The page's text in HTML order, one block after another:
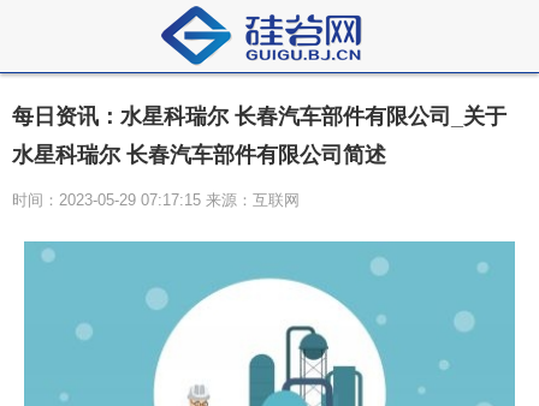
每日资讯：水星科瑞尔 长春汽车部件有限公司_关于
水星科瑞尔 长春汽车部件有限公司简述
时间：2023-05-29 07:17:15 来源：互联网